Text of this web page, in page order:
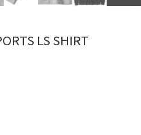
LS SHIRT